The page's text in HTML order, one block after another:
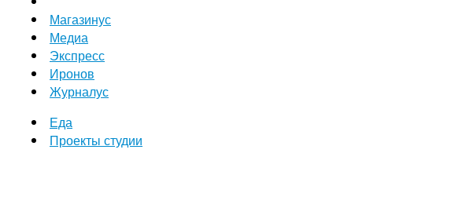
Магазинус
Медиа
Экспресс
Иронов
Журналус
Еда
Проекты студии